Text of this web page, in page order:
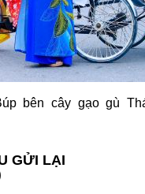
bên cây gạo gù
GỬI LẠI